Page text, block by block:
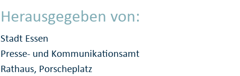
Herausgegeben von:
Stadt Essen
Presse- und Kommunikationsamt
Rathaus, Porscheplatz